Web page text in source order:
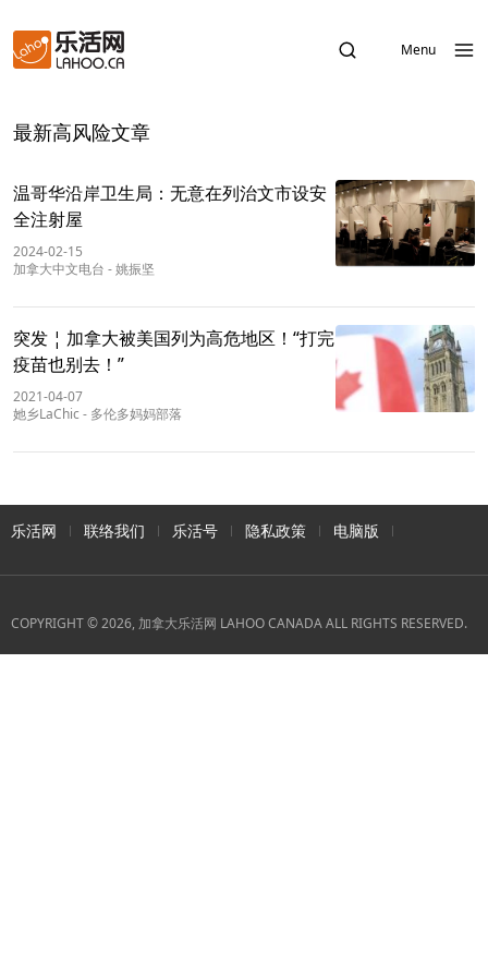
Menu
最新高风险文章
温哥华沿岸卫生局：无意在列治文市设安
全注射屋
2024-02-15
加拿大中文电台 -姚振坚
突发 ¦ 加拿大被美国列为高危地区！“打完
疫苗也别去！”
2021-04-07
她乡LaChic - 多伦多妈妈部落
乐活网 联络我们 乐活号 隐私政策 电脑版
COPYRIGHT © 2026, 加拿大乐活网 LAHOO CANADA ALL RIGHTS RESERVED.